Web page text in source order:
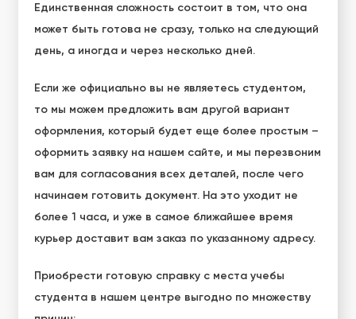
Единственная сложность состоит в том, что она
может быть готова не сразу, только на следующий
день, а иногда и через несколько дней.
Если же официально вы не являетесь студентом,
то мы можем предложить вам другой вариант
оформления, который будет еще более простым –
оформить заявку на нашем сайте, и мы перезвоним
вам для согласования всех деталей, после чего
начинаем готовить документ. На это уходит не
более 1 часа, и уже в самое ближайшее время
курьер доставит вам заказ по указанному адресу.
Приобрести готовую справку с места учебы
студентав нашем центре выгодно по множеству